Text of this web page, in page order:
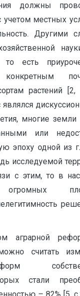
должны
учетом местных
Другими
то есть
растений [2,
многие
или
эпоху одной из
исследуемой
с этим, то в
аграрной
считать
стали